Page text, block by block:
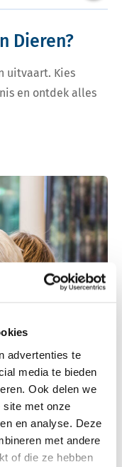
advertenties te
media te bieden
Ook delen we
site met onze
en analyse. Deze
met andere
of die ze hebben
Dieren?
uitvaart. Kies
en ontdek alles